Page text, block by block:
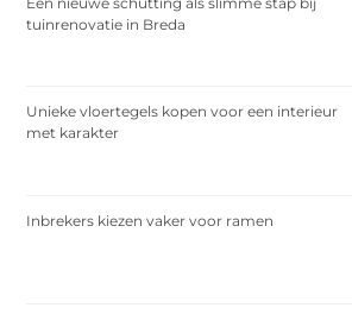
tuinrenovatie in Breda
Unieke vloertegels kopen voor een interieur
met karakter
Inbrekers kiezen vaker voor ramen